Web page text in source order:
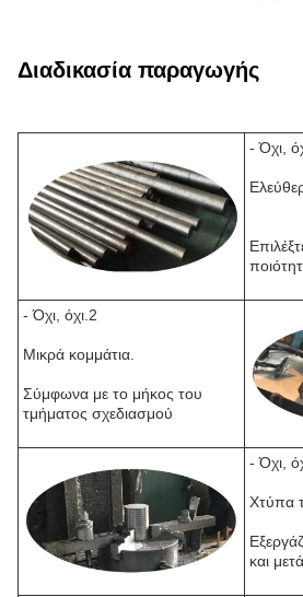
Διαδικασία παραγωγής
- Όχι,
- Όχι, όχι.2
Μικρά κομμάτια.
Σύμφωνα με το μήκος του
τμήματος σχεδιασμού
- Όχι,
Χτύπα
και